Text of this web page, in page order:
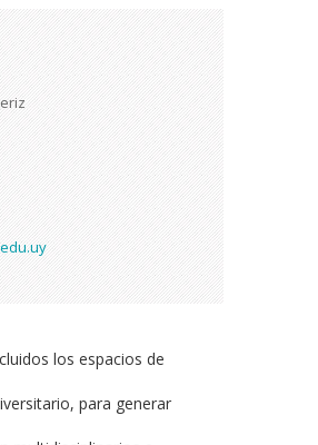
los espacios de
para generar